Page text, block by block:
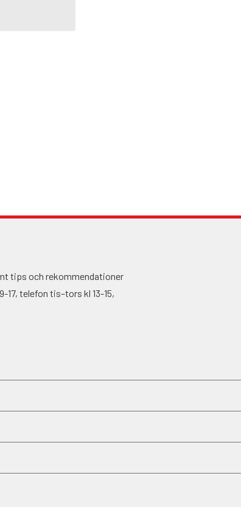
tips och rekommendationer
telefon tis–tors kl 13-15,